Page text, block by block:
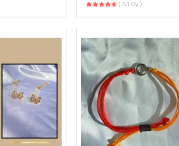
( 63 Oy )